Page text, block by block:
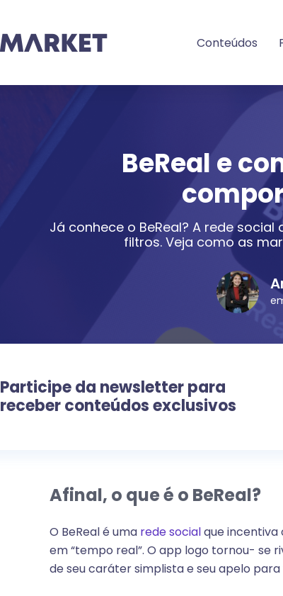
Conteúdos
BeReal e
Já conhece o BeReal? A rede
filtros. Veja como as
Participe da newsletter para
receber conteúdos exclusivos
Afinal, o que é o BeReal?
O BeReal é uma rede socialque incentiva
em “tempo real”. O app logo tornou- se
de seu caráter simplista e seu apelo